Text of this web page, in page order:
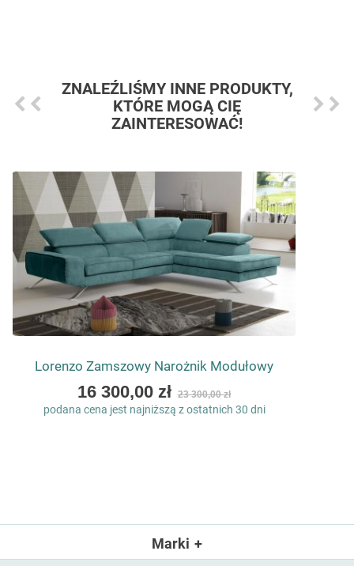
ZNALEŹLIŚMY INNE PRODUKTY,
KTÓRE MOGĄ CIĘ
ZAINTERESOWAĆ!
Lorenzo Zamszowy Narożnik Modułowy
As
low
16 300,00 zł 23 300,00 zł
podana cena jest najniższą z ostatnich 30 dni
Marki